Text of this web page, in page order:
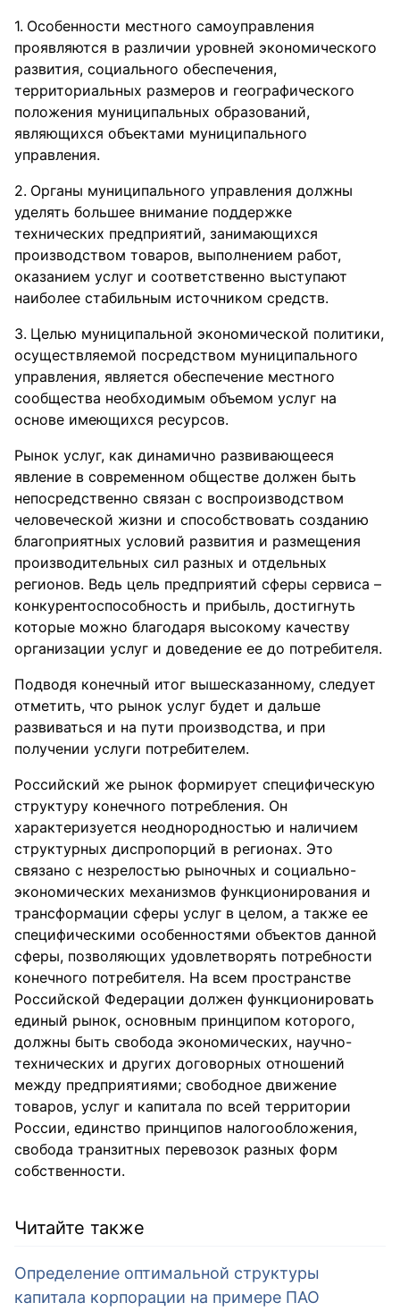
Особенности местного самоуправления
проявляются в различии уровней экономического
развития, социального обеспечения,
территориальных размеров и географического
положения муниципальных образований,
являющихся объектами муниципального
управления.
Органы муниципального управления должны
уделять большее внимание поддержке
технических предприятий, занимающихся
производством товаров, выполнением работ,
оказанием услуг и соответственно выступают
наиболее стабильным источником средств.
Целью муниципальной экономической политики,
осуществляемой посредством муниципального
управления, является обеспечение местного
сообщества необходимым объемом услуг на
основе имеющихся ресурсов.
Рынок услуг, как динамично развивающееся
явление в современном обществе должен быть
непосредственно связан с воспроизводством
человеческой жизни и способствовать созданию
благоприятных условий развития и размещения
производительных сил разных и отдельных
регионов. Ведь цель предприятий сферы сервиса –
конкурентоспособность и прибыль, достигнуть
которые можно благодаря высокому качеству
организации услуг и доведение ее до потребителя.
Подводя конечный итог вышесказанному, следует
отметить, что рынок услуг будет и дальше
развиваться и на пути производства, и при
получении услуги потребителем.
Российский же рынок формирует специфическую
структуру конечного потребления. Он
характеризуется неоднородностью и наличием
структурных диспропорций в регионах. Это
связано с незрелостью рыночных и социально-
экономических механизмов функционирования и
трансформации сферы услуг в целом, а также ее
специфическими особенностями объектов данной
сферы, позволяющих удовлетворять потребности
конечного потребителя. На всем пространстве
Российской Федерации должен функционировать
единый рынок, основным принципом которого,
должны быть свобода экономических, научно-
технических и других договорных отношений
между предприятиями; свободное движение
товаров, услуг и капитала по всей территории
России, единство принципов налогообложения,
свобода транзитных перевозок разных форм
собственности.
Читайте также
Определение оптимальной структуры
капитала корпорации на примере ПАО